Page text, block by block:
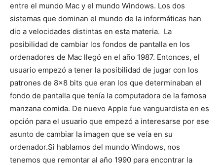
entre el mundo Mac y el mundo Windows. Los dos
sistemas que dominan el mundo de la informáticas han
dio a velocidades distintas en esta materia. La
posibilidad de cambiar los fondos de pantalla en los
ordenadores de Mac llegó en el año 1987. Entonces, el
usuario empezó a tener la posibilidad de jugar con los
patrones de 8×8 bits que eran los que determinaban el
fondo de pantalla que tenía la computadora de la famosa
manzana comida. De nuevo Apple fue vanguardista en es
opción para el usuario que empezó a interesarse por ese
asunto de cambiar la imagen que se veía en su
ordenador.Si hablamos del mundo Windows, nos
tenemos que remontar al año 1990 para encontrar la